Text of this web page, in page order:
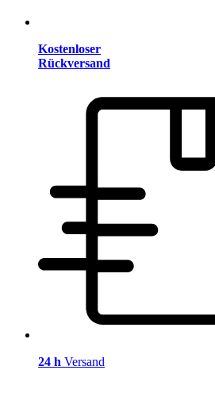
Kostenloser
Rückversand
24 h Versand